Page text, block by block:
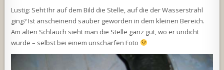
Lustig: Seht Ihr auf dem Bild die Stelle, auf die der Wasserstrahl
ging? Ist anscheinend sauber geworden in dem kleinen Bereich.
Am alten Schlauch sieht man die Stelle ganz gut, wo er undicht
wurde – selbst bei einem unscharfen Foto